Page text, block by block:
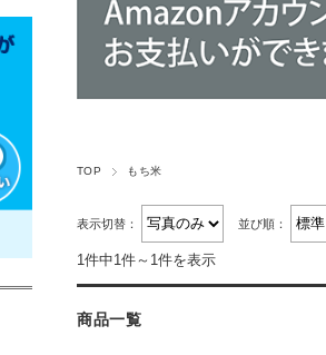
TOP もち米
表示切替： 並び順：
1件中1件～1件を表示
商品一覧